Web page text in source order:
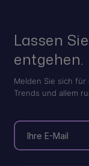
Lassen
entgehen.
Melden Sie sich
Trends und allem